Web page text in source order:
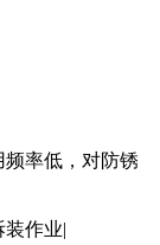
率低，对防锈
作业|